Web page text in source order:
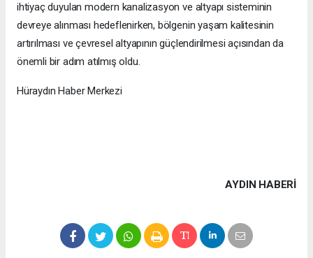
ihtiyaç duyulan modern kanalizasyon ve altyapı sisteminin
devreye alınması hedeflenirken, bölgenin yaşam kalitesinin
artırılması ve çevresel altyapının güçlendirilmesi açısından da
önemli bir adım atılmış oldu.
Hüraydın Haber Merkezi
AYDIN HABERİ